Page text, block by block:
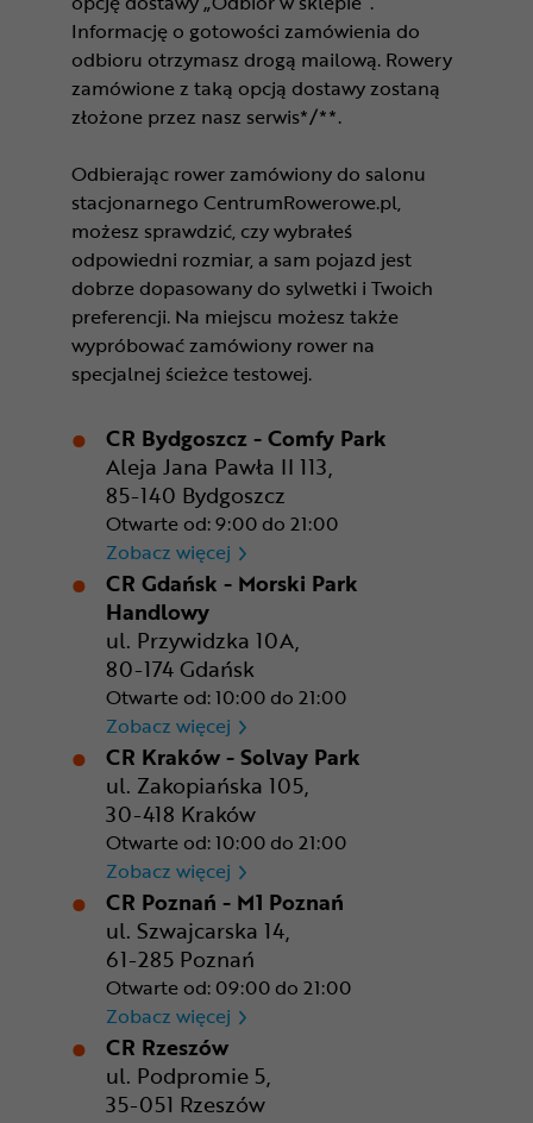
Informację o gotowości zamówienia do
odbioru otrzymasz drogą mailową. Rowery
zamówione z taką opcją dostawy zostaną
złożone przez nasz serwis*/**.
Odbierając rower zamówiony do salonu
stacjonarnego CentrumRowerowe.pl,
możesz sprawdzić, czy wybrałeś
odpowiedni rozmiar, a sam pojazd jest
dobrze dopasowany do sylwetki i Twoich
preferencji. Na miejscu możesz także
wypróbować zamówiony rower na
specjalnej ścieżce testowej.
CR Bydgoszcz - Comfy Park
Aleja Jana Pawła II 113,
85-140 Bydgoszcz
Otwarte od: 9:00 do 21:00
Zobacz więcej CR Bydgoszcz - Comfy Park
CR Gdańsk - Morski Park
Handlowy
ul. Przywidzka 10A,
80-174 Gdańsk
Otwarte od: 10:00 do 21:00
Zobacz więcej CR Gdańsk - Morski Park
CR Kraków - Solvay Park
ul. Zakopiańska 105,
30-418 Kraków
Otwarte od: 10:00 do 21:00
Zobacz więcej CR Kraków - Solvay Park
CR Poznań - M1 Poznań
ul. Szwajcarska 14,
61-285 Poznań
Otwarte od: 09:00 do 21:00
Zobacz więcej CR Poznań - M1 Poznań
CR Rzeszów
ul. Podpromie 5,
35-051 Rzeszów